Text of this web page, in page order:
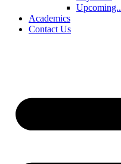
Upcoming..
Academics
Contact Us